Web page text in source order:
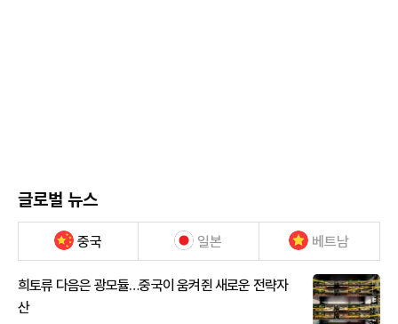
글로벌 뉴스
중국 일본 베트남
희토류 다음은 광모듈…중국이 움켜쥔 새로운 전략자
산